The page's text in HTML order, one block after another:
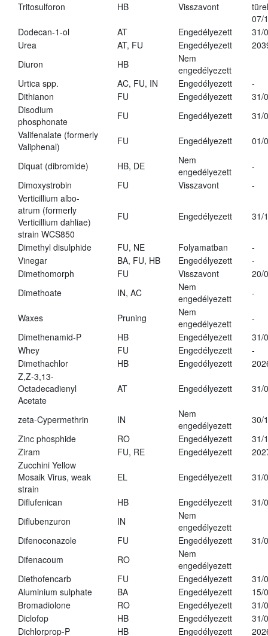
Tritosulforon HB Visszavont
07/
Dodecan-1-ol
AT Engedélyezett
31/
Urea
AT, FU Engedélyezett
Diuron
HB
Nem
engedélyezett
Urtica spp.
AC, FU, IN Engedélyezett
-
Dithianon
FU Engedélyezett
31/
Disodium
phosphonate
FU Engedélyezett
31/
Valifenalate (formerly
Valiphenal)
FU Engedélyezett 01/
Diquat (dibromide) HB, DE
Nem
engedélyezett
-
Dimoxystrobin
FU Visszavont
-
Verticillium albo-
atrum (formerly
Verticillium dahliae)
strain WCS850
FU Engedélyezett 31/
Dimethyl disulphide FU, NE Folyamatban
-
Vinegar
BA, FU, HB Engedélyezett
-
Dimethomorph
FU Visszavont
20/
Dimethoate
IN, AC
Nem
engedélyezett
-
Waxes Pruning
Nem
engedélyezett
-
Dimethenamid-P
HB Engedélyezett
31/
Whey
FU Engedélyezett
-
Dimethachlor
HB Engedélyezett
Z,Z-3,13-
Octadecadienyl
Acetate
AT Engedélyezett 31/
zeta-Cypermethrin IN
Nem
engedélyezett
30/
Zinc phosphide
RO Engedélyezett
31/
Ziram
FU, RE Engedélyezett
Zucchini Yellow
Mosaik Virus, weak
strain
EL Engedélyezett 31/
Diflufenican HB Engedélyezett
31/
Diflubenzuron
IN
Nem
engedélyezett
Difenoconazole
FU Engedélyezett
31/
Difenacoum
RO
Nem
engedélyezett
Diethofencarb
FU Engedélyezett
31/
Aluminium sulphate
BA Engedélyezett
15/
Bromadiolone
RO Engedélyezett
31/
Diclofop
HB Engedélyezett
31/
Dichlorprop-P
HB Engedélyezett